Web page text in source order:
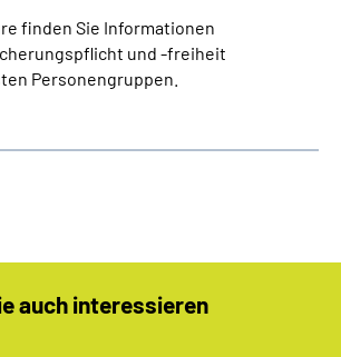
finden Sie Informationen
und -freiheit
Personengruppen.
auch interessieren